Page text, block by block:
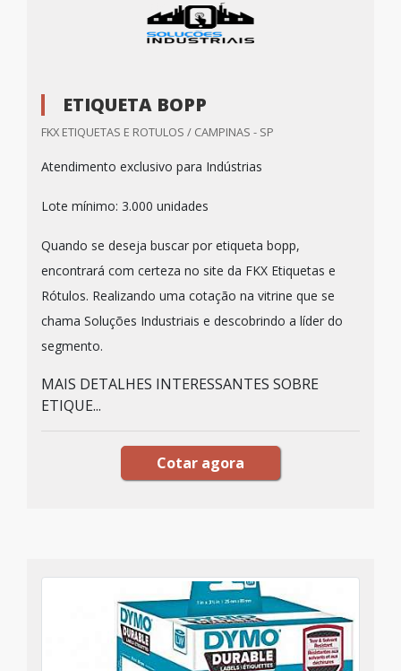
ETIQUETA BOPP
FKX ETIQUETAS E ROTULOS / CAMPINAS - SP
Atendimento exclusivo para Indústrias
Lote mínimo: 3.000 unidades
Quando se deseja buscar por etiqueta bopp,
encontrará com certeza no site da FKX Etiquetas e
Rótulos. Realizando uma cotação na vitrine que se
chama Soluções Industriais e descobrindo a líder do
segmento.
MAIS DETALHES INTERESSANTES SOBRE
ETIQUE...
Cotar agora